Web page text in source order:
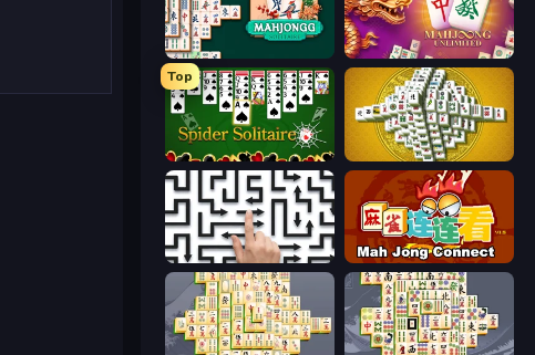
Mahjongg Solitaire Mahjong Unlimited
Top
Spider Solitaire Mahjong Tower
Arrow Escape: Puzzle Mahjong Connect (Legacy)